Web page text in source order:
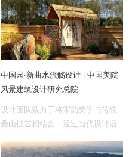
中国园·新曲水流觞设计 | 中国美院
风景建筑设计研究总院
设计团队致力于将宋韵美学与传统
叠山技艺相结合，通过当代设计语
东方文化的深厚底蕴。